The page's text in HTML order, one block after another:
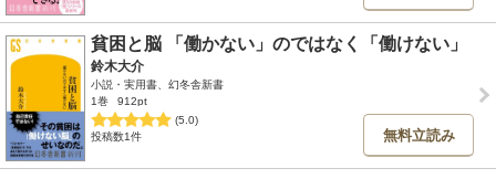
貧困と脳 「働かない」のではなく「働けない」
鈴木大介
小説・実用書、幻冬舎新書
1巻
912pt
(5.0)
投稿数1件
無料立読み